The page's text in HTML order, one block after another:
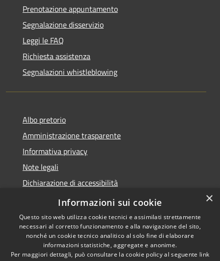
Prenotazione appuntamento
Segnalazione disservizio
Leggi le FAQ
Richiesta assistenza
Segnalazioni whistleblowing
Albo pretorio
Amministrazione trasparente
Informativa privacy
Note legali
Dichiarazione di accessibilità
Meccanismo di Feedback
Copyright © 2026 • Comune di
×
Informazioni sui cookie
Questo sito web utilizza cookie tecnici e assimilati strettamente
necessari al corretto funzionamento e alla navigazione del sito,
nonché un cookie tecnico analitico al solo fine di elaborare
informazioni statistiche, aggregate e anonime.
Per maggiori dettagli, può consultare la cookie policy al seguente link